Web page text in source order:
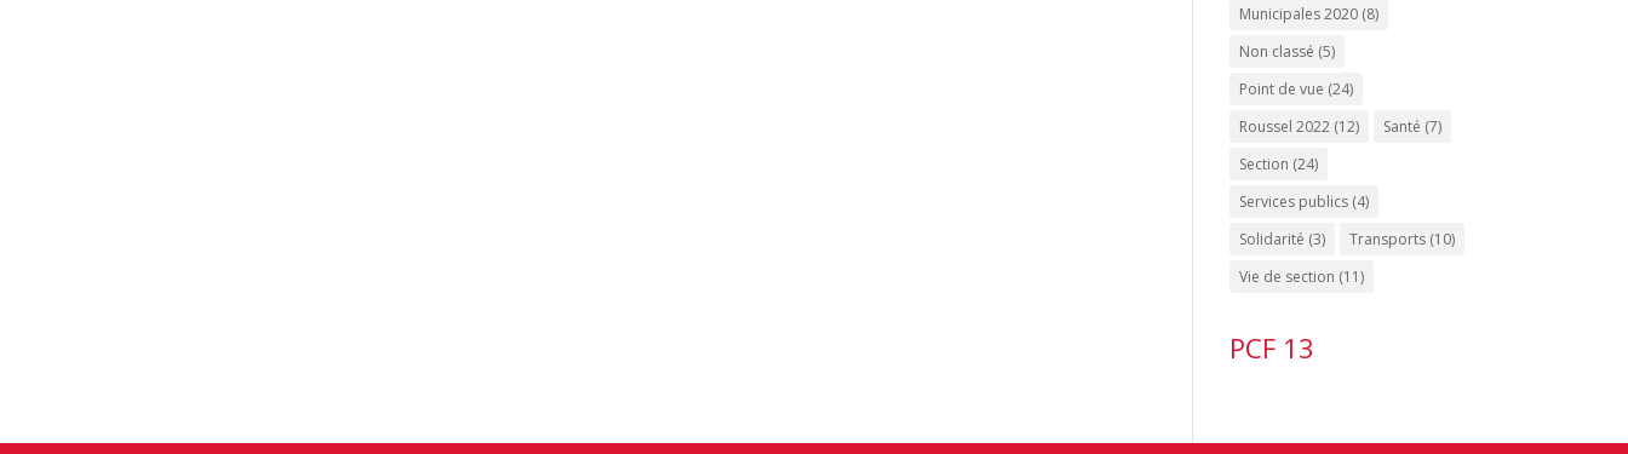
Municipales 2020 (8)
Non classé (5)
Point de vue (24)
Roussel 2022 (12) Santé (7)
Section (24)
Services publics (4)
Solidarité (3) Transports (10)
Vie de section (11)
PCF 13